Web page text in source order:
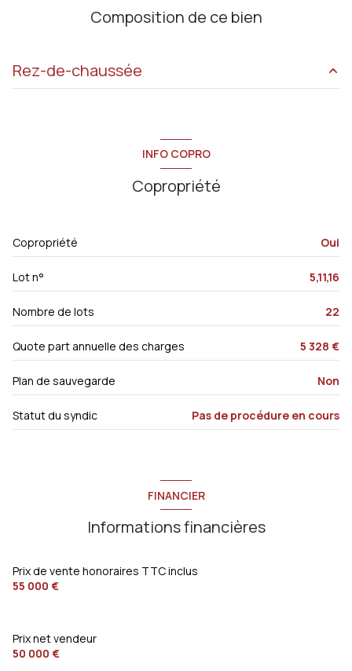
Composition de ce bien
Rez-de-chaussée
salon/sejour
cuisine
11.85 m²
INFO COPRO
Copropriété
Copropriété Oui
Lot n° 5,11,16
Nombre de lots 22
Quote part annuelle des charges 5 328 €
Plan de sauvegarde Non
Statut du syndic Pas de procédure en cours
FINANCIER
Informations financières
Prix de vente honoraires TTC inclus
55 000 €
Prix net vendeur
50 000 €